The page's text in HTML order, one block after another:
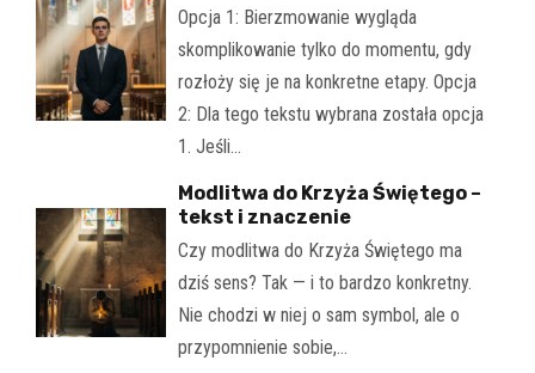
Opcja 1: Bierzmowanie wygląda
skomplikowanie tylko do momentu, gdy
rozłoży się je na konkretne etapy. Opcja
2: Dla tego tekstu wybrana została opcja
1. Jeśli…
Modlitwa do Krzyża Świętego –
tekst i znaczenie
Czy modlitwa do Krzyża Świętego ma
dziś sens? Tak — i to bardzo konkretny.
Nie chodzi w niej o sam symbol, ale o
przypomnienie sobie,…